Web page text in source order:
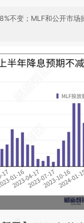
不变；MLF和公开市场